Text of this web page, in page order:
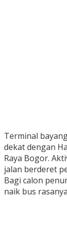
Terminal
dekat dengan
Raya Bogor.
jalan berderet
Bagi calon
naik bus